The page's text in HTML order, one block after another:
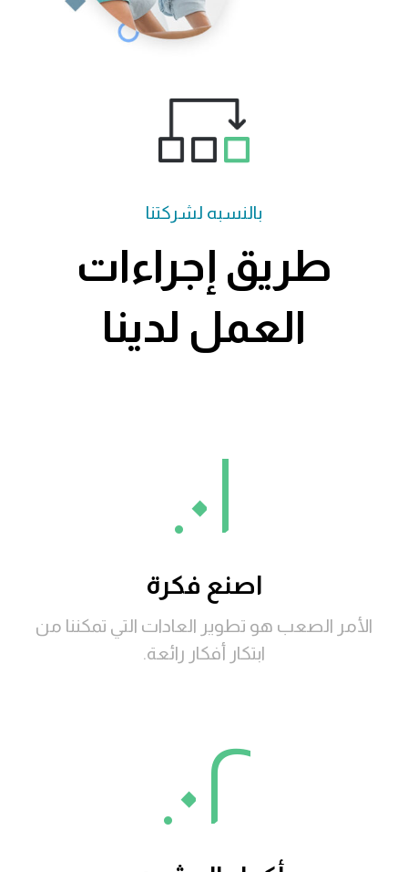
بالنسبه لشركتنا
طريق إجراءات
العمل لدينا
٠١.
اصنع فكرة
الأمر الصعب هو تطوير العادات التي تمكننا من
ابتكار أفكار رائعة.
٠٢.